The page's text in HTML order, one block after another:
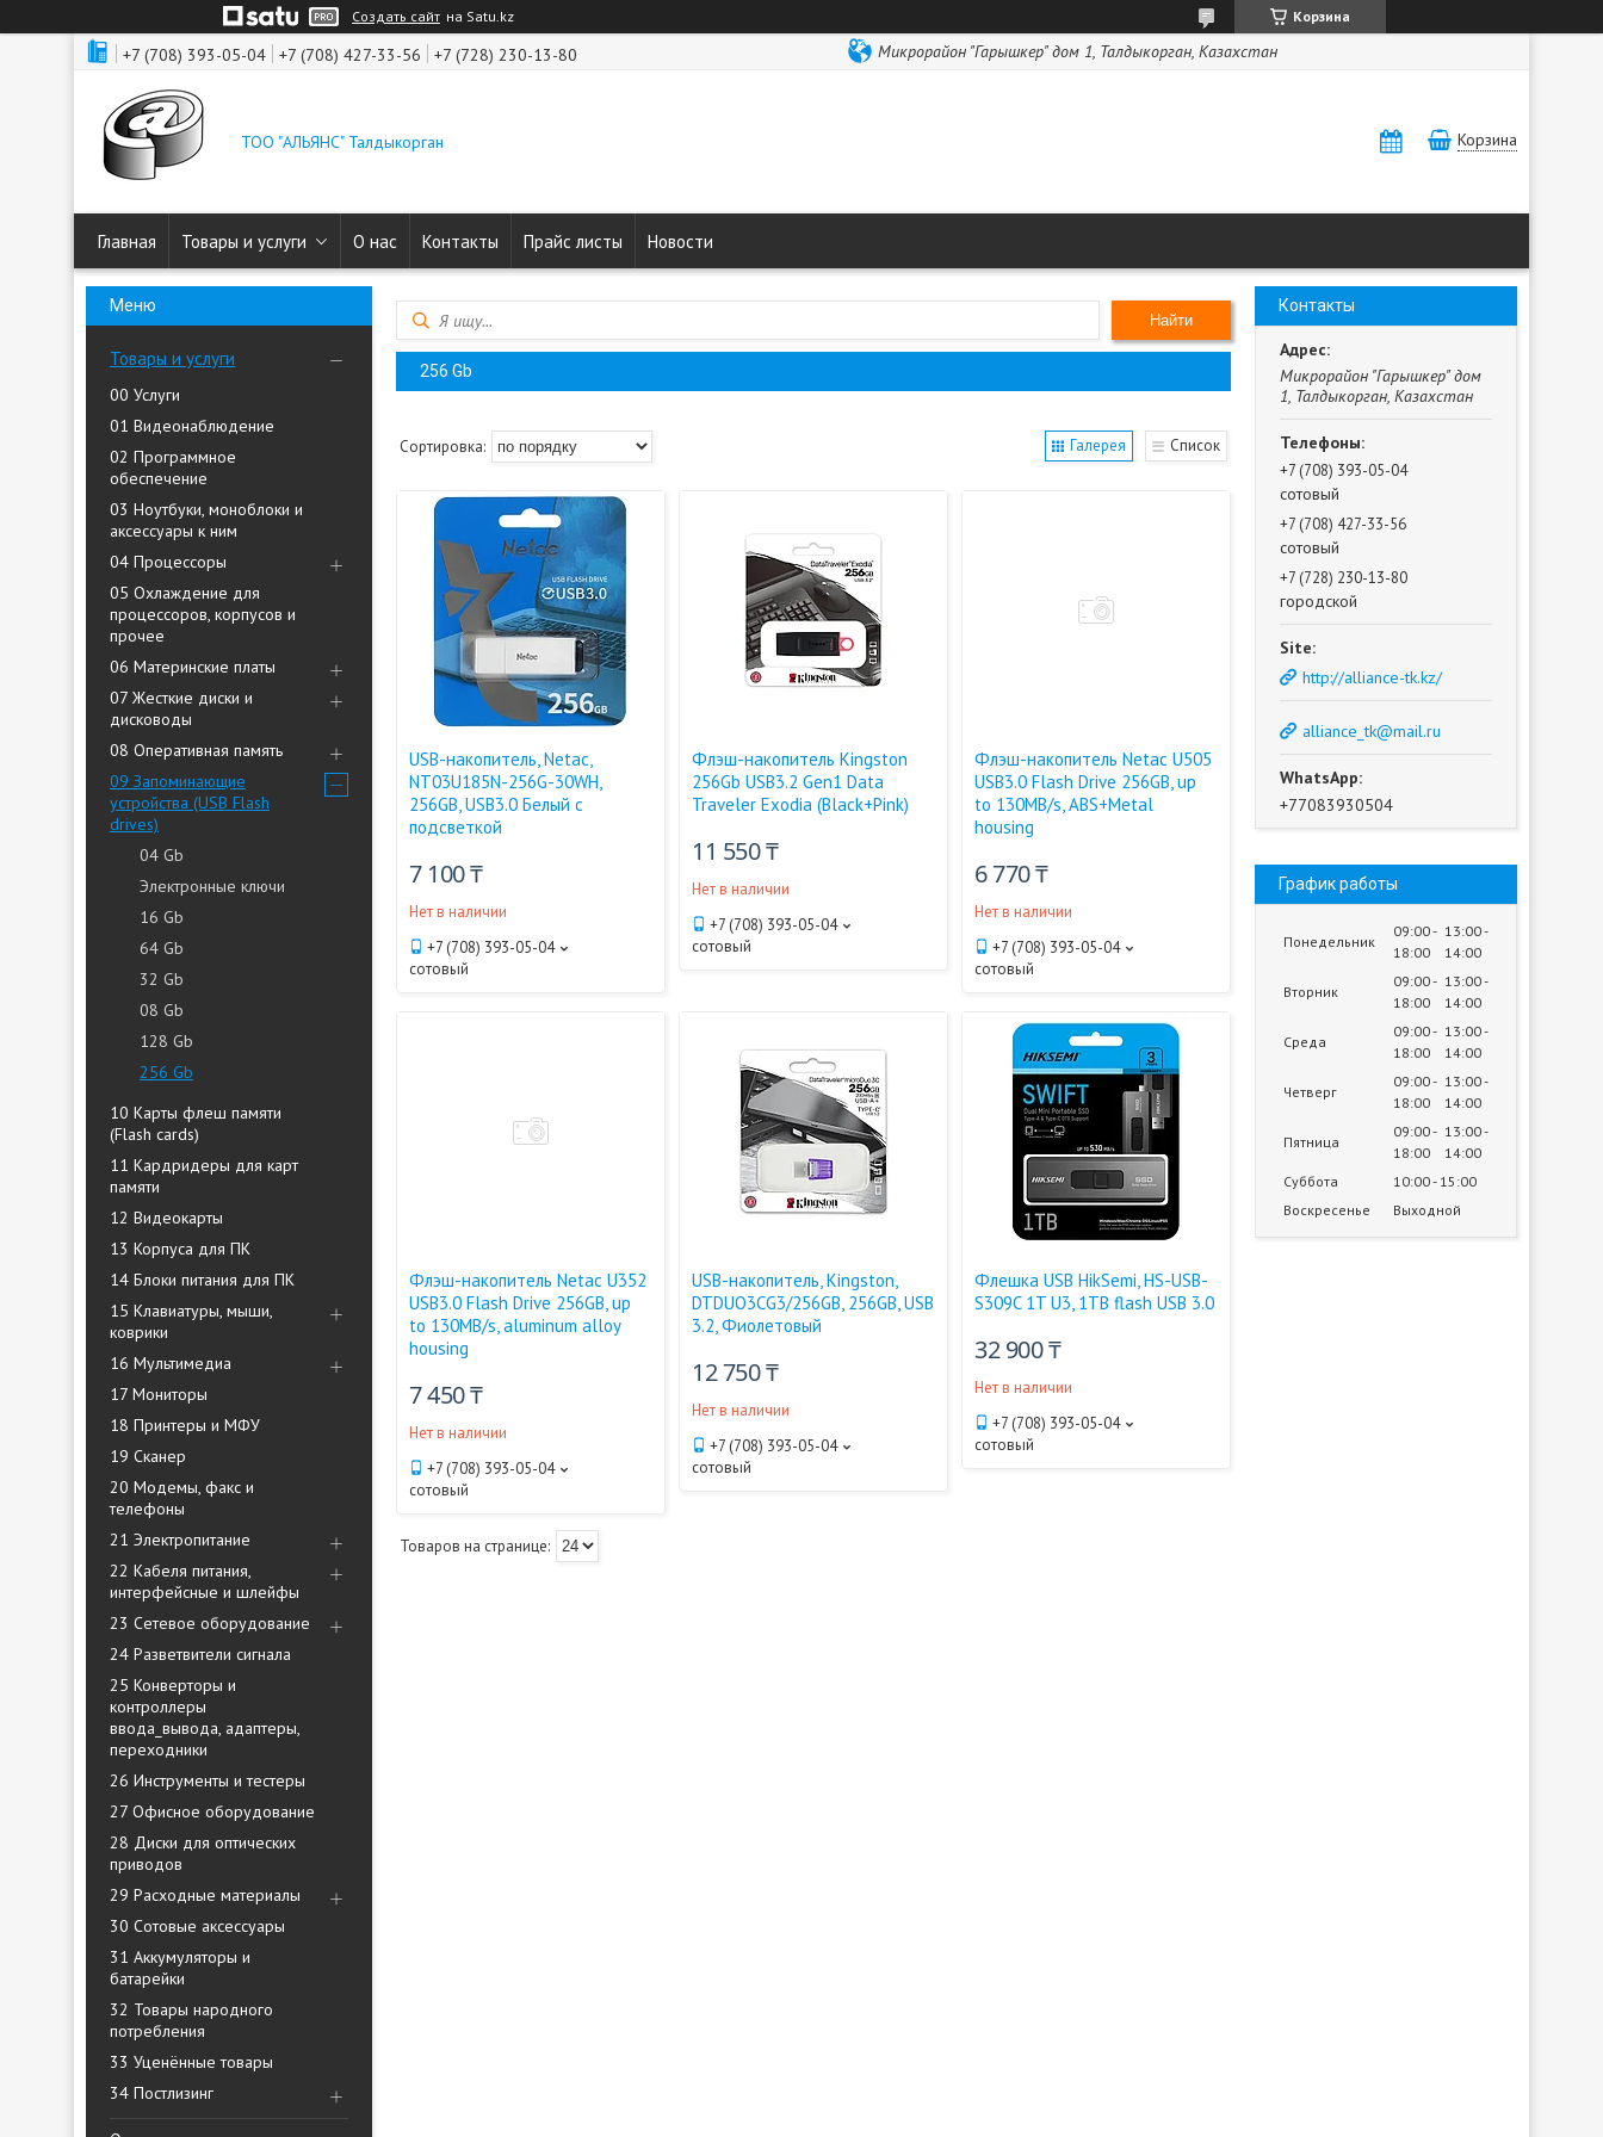
Создать сайт на Satu.kz Корзина
+7 (708) 393-05-04 +7 (708) 427-33-56 +7 (728) 230-13-80 Микрорайон "Гарышкер" дом 1, Талдыкорган, Казахстан
ТОО "АЛЬЯНС" Талдыкорган Корзина
Главная Товары и услуги О нас Контакты Прайс листы Новости
Товары и услуги
00 Услуги
01 Видеонаблюдение
02 Программное
обеспечение
03 Ноутбуки, моноблоки и
аксессуары к ним
04 Процессоры
05 Охлаждение для
процессоров, корпусов и
прочее
06 Материнские платы
07 Жесткие диски и
дисководы
08 Оперативная память
09 Запоминающие
устройства (USB Flash
drives)
04 Gb
Электронные ключи
16 Gb
64 Gb
32 Gb
08 Gb
128 Gb
256 Gb
10 Карты флеш памяти
(Flash cards)
11 Кардридеры для карт
памяти
12 Видеокарты
13 Корпуса для ПК
14 Блоки питания для ПК
15 Клавиатуры, мыши,
коврики
16 Мультимедиа
17 Мониторы
18 Принтеры и МФУ
19 Сканер
20 Модемы, факс и
телефоны
21 Электропитание
22 Кабеля питания,
интерфейсные и шлейфы
23 Сетевое оборудование
24 Разветвители сигнала
25 Конверторы и
контроллеры
ввода_вывода, адаптеры,
переходники
26 Инструменты и тестеры
27 Офисное оборудование
28 Диски для оптических
приводов
29 Расходные материалы
30 Сотовые аксессуары
31 Аккумуляторы и
батарейки
32 Товары народного
потребления
33 Уценённые товары
34 Постлизинг
Найти
256 Gb
Галерея Список
USB-накопитель, Netac,
NT03U185N-256G-30WH,
256GB, USB3.0 Белый с
подсветкой
7 100 ₸
Нет в наличии
+7 (708) 393-05-04
сотовый
Флэш-накопитель Kingston
256Gb USB3.2 Gen1 Data
Traveler Exodia (Black+Pink)
11 550 ₸
Нет в наличии
+7 (708) 393-05-04
сотовый
Флэш-накопитель Netac U505
USB3.0 Flash Drive 256GB, up
to 130MB/s, ABS+Metal
housing
6 770 ₸
Нет в наличии
+7 (708) 393-05-04
сотовый
Флэш-накопитель Netac U352
USB3.0 Flash Drive 256GB, up
to 130MB/s, aluminum alloy
housing
7 450 ₸
Нет в наличии
+7 (708) 393-05-04
сотовый
USB-накопитель, Kingston,
DTDUO3CG3/256GB, 256GB, USB
3.2, Фиолетовый
12 750 ₸
Нет в наличии
+7 (708) 393-05-04
сотовый
Флешка USB HikSemi, HS-USB-
S309C 1T U3, 1TB flash USB 3.0
32 900 ₸
Нет в наличии
+7 (708) 393-05-04
сотовый
Контакты
Микрорайон "Гарышкер" дом
1, Талдыкорган, Казахстан
+7 (708) 393-05-04
сотовый
+7 (708) 427-33-56
сотовый
+7 (728) 230-13-80
городской
http://alliance-tk.kz/
alliance_tk@mail.ru
+77083930504
График работы
Понедельник
09:00
18:00
13:00
14:00
Вторник
09:00
18:00
13:00
14:00
Среда
09:00
18:00
13:00
14:00
Четверг
09:00
18:00
13:00
14:00
Пятница
09:00
18:00
13:00
14:00
Суббота
10:00 15:00
Воскресенье
Выходной